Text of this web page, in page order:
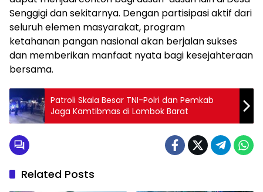
Senggigi dan sekitarnya. Dengan partisipasi aktif dari
seluruh elemen masyarakat, program
ketahanan pangan nasional akan berjalan sukses
dan memberikan manfaat nyata bagi kesejahteraan
bersama.
Patroli Skala Besar TNI-Polri dan Pemkab
Jaga Kamtibmas di Lombok Barat
Related Posts